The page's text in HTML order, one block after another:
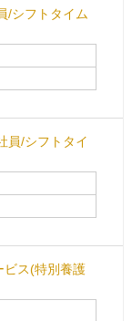
/シフトタイム
員/シフトタイ
ス(特別養護